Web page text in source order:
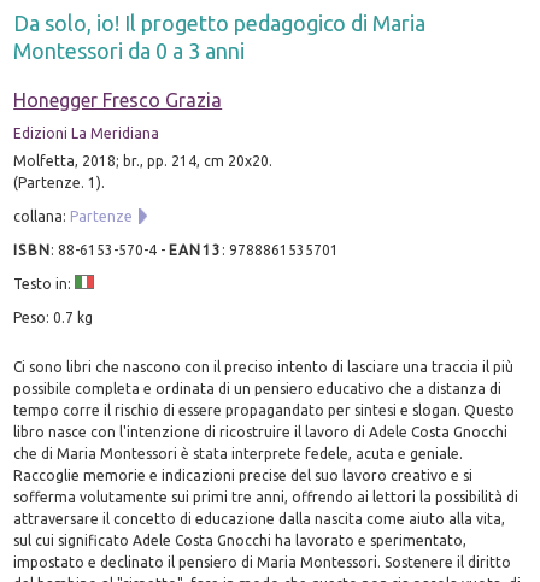
Da solo, io! Il progetto pedagogico di Maria
Montessori da 0 a 3 anni
Honegger Fresco Grazia
Edizioni La Meridiana
Molfetta, 2018; br., pp. 214, cm 20x20.
(Partenze. 1).
collana: Partenze
ISBN:88-6153-570-4 - EAN13 :9788861535701
Testo in:
Peso: 0.7 kg
Ci sono libri che nascono con il preciso intento di lasciare una traccia il più
possibile completa e ordinata di un pensiero educativo che a distanza di
tempo corre il rischio di essere propagandato per sintesi e slogan. Questo
libro nasce con l'intenzione di ricostruire il lavoro di Adele Costa Gnocchi
che di Maria Montessori è stata interprete fedele, acuta e geniale.
Raccoglie memorie e indicazioni precise del suo lavoro creativo e si
sofferma volutamente sui primi tre anni, offrendo ai lettori la possibilità di
attraversare il concetto di educazione dalla nascita come aiuto alla vita,
sul cui significato Adele Costa Gnocchi ha lavorato e sperimentato,
impostato e declinato il pensiero di Maria Montessori. Sostenere il diritto